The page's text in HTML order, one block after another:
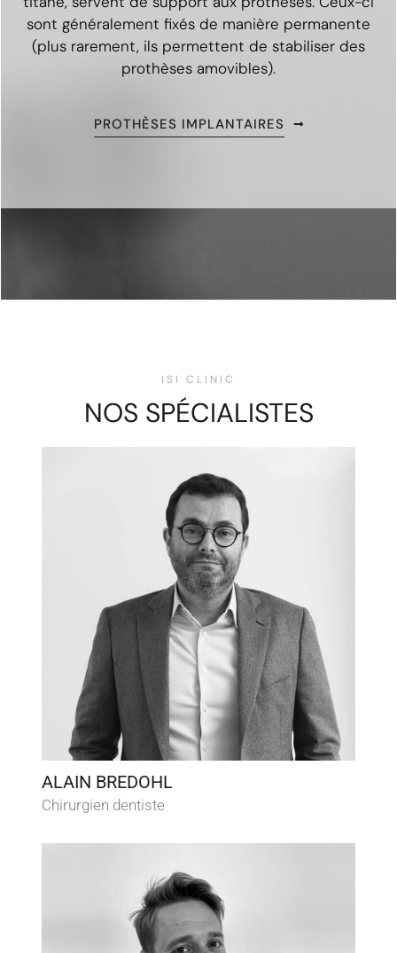
sont généralement fixés de manière permanente
(plus rarement, ils permettent de stabiliser des
prothèses amovibles).
PROTHÈSES IMPLANTAIRES
ISI CLINIC
NOS SPÉCIALISTES
ALAIN BREDOHL
Chirurgien dentiste